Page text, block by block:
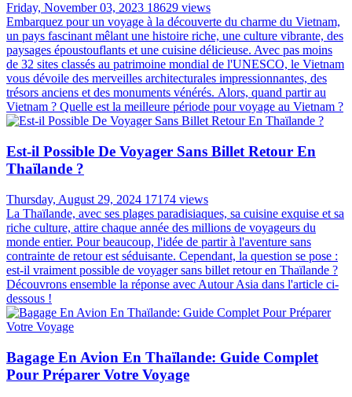
Friday, November 03, 2023 18629 views
Embarquez pour un voyage à la découverte du charme du Vietnam,
un pays fascinant mêlant une histoire riche, une culture vibrante, des
paysages époustouflants et une cuisine délicieuse. Avec pas moins
de 32 sites classés au patrimoine mondial de l'UNESCO, le Vietnam
vous dévoile des merveilles architecturales impressionnantes, des
trésors anciens et des monuments vénérés. Alors, quand partir au
Vietnam ? Quelle est la meilleure période pour voyage au Vietnam ?
Est-il Possible De Voyager Sans Billet Retour En
Thaïlande ?
Thursday, August 29, 2024 17174 views
La Thaïlande, avec ses plages paradisiaques, sa cuisine exquise et sa
riche culture, attire chaque année des millions de voyageurs du
monde entier. Pour beaucoup, l'idée de partir à l'aventure sans
contrainte de retour est séduisante. Cependant, la question se pose :
est-il vraiment possible de voyager sans billet retour en Thaïlande ?
Découvrons ensemble la réponse avec Autour Asia dans l'article ci-
dessous !
Bagage En Avion En Thaïlande: Guide Complet
Pour Préparer Votre Voyage